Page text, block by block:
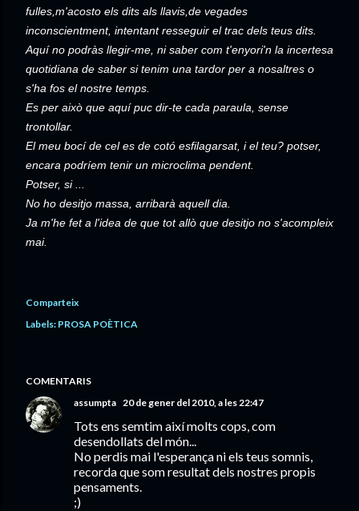
fulles,m'acosto els dits als llavis,de vegades
inconscientment, intentant resseguir el trac dels teus dits.
Aquí no podràs llegir-me, ni saber com t'enyori'n la incertesa
quotidiana de saber si tenim una tardor per a nosaltres o
s'ha fos el nostre temps.
Es per això que aquí puc dir-te cada paraula, sense
trontollar.
El meu bocí de cel es de cotó esfilagarsat, i el teu? potser,
encara podríem tenir un microclima pendent.
Potser, si ...
No ho desitjo massa, arribarà aquell dia.
Ja m'he fet a l'idea de que tot allò que desitjo no s'acompleix
mai.
Comparteix
Labels: PROSA POÈTICA
COMENTARIS
assumpta 20 de gener del 2010, a les 22:47
Tots ens semtim així molts cops, com
desendollats del món...
No perdis mai l'esperança ni els teus somnis,
recorda que som resultat dels nostres propis
pensaments.
;)